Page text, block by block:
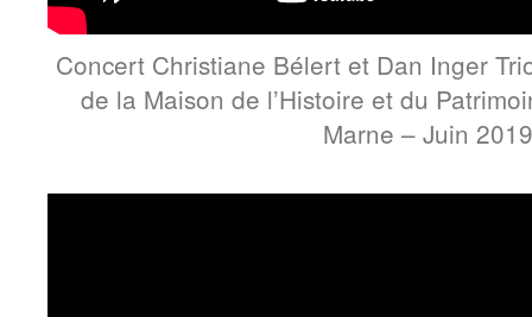
Concert Christiane Bélert et Dan Inger
de la Maison de l’Histoire et du
Marne – Juin 2019